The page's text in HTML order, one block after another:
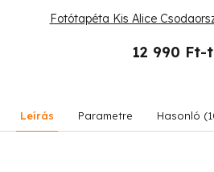
Fotótapéta Kis Alice
12 990 Ft-
Leírás Parametre Hasonló